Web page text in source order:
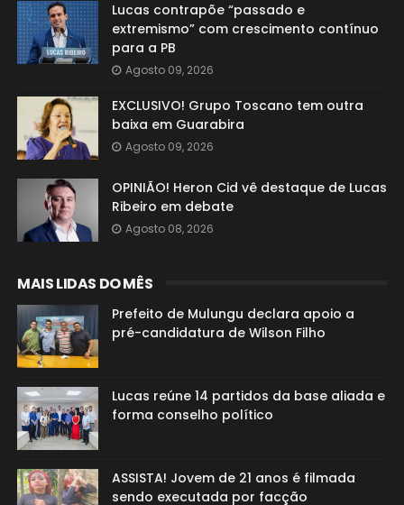
Lucas contrapõe “passado e
extremismo” com crescimento contínuo
para a PB
Agosto 09, 2026
EXCLUSIVO! Grupo Toscano tem outra
baixa em Guarabira
Agosto 09, 2026
OPINIÃO! Heron Cid vê destaque de Lucas
Ribeiro em debate
Agosto 08, 2026
MAIS LIDAS DO MÊS
Prefeito de Mulungu declara apoio a
pré-candidatura de Wilson Filho
Lucas reúne 14 partidos da base aliada e
forma conselho político
ASSISTA! Jovem de 21 anos é filmada
sendo executada por facção